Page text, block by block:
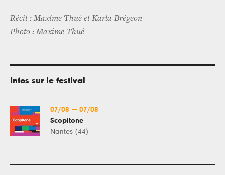
Récit : Maxime Thué et Karla Brégeon
Photo : Maxime Thué
Infos sur le festival
07/08 — 07/08
Scopitone
Nantes (44)